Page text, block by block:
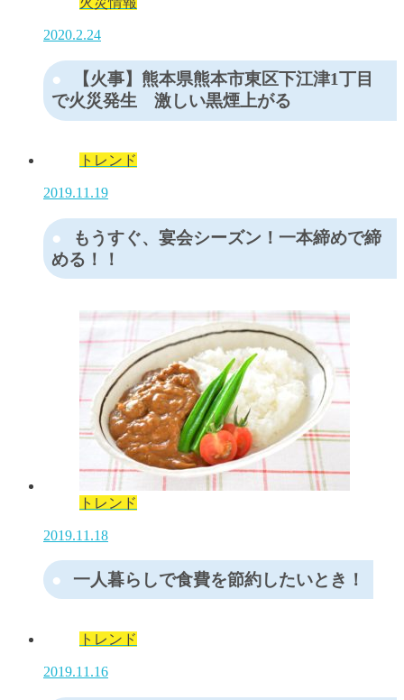
2020.2.24
【火事】熊本県熊本市東区下江津1丁目
で火災発生 激しい黒煙上がる
トレンド
2019.11.19
もうすぐ、宴会シーズン！一本締めで締
める！！
トレンド
2019.11.18
一人暮らしで食費を節約したいとき！
トレンド
2019.11.16